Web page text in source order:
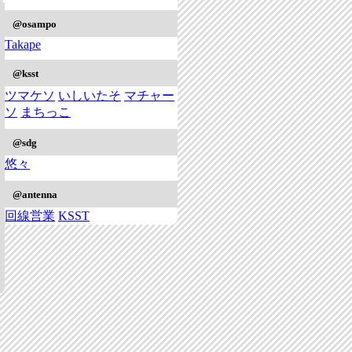
@osampo
Takape
@ksst
ツマケソ いしいたそ マチャー
ソ まちっこ
@sdg
悠々
@antenna
回線営業 KSST